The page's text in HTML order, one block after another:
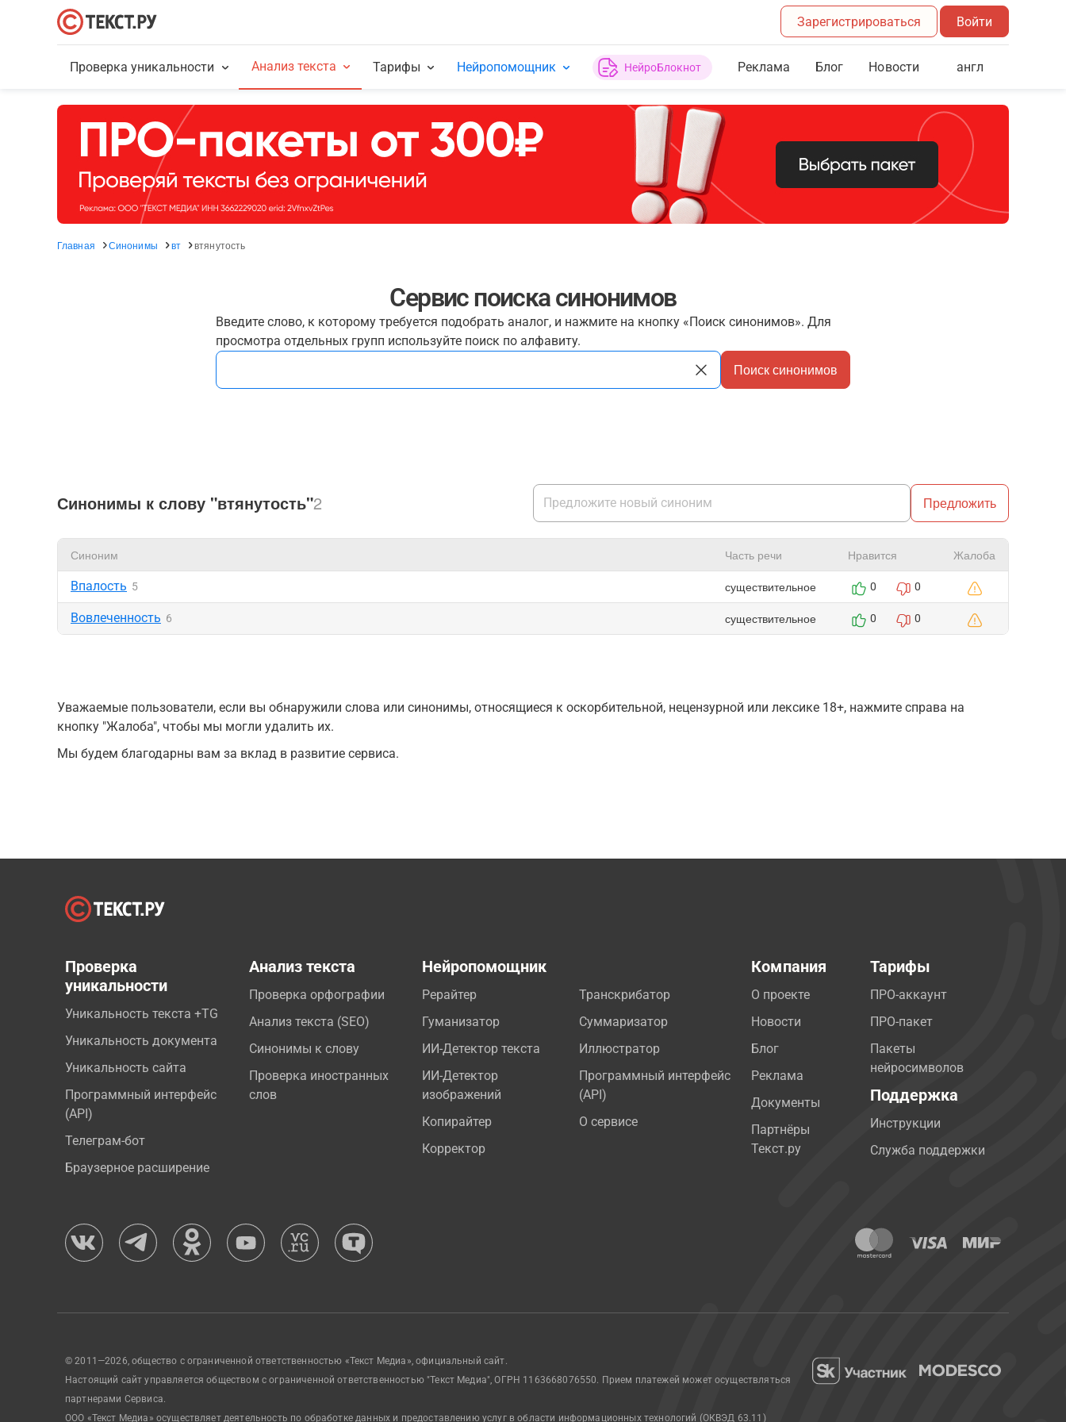
Зарегистрироваться Войти
Проверка уникальности Анализ текста Тарифы Нейропомощник НейроБлокнот Реклама Блог Новости англ
Главная Синонимы вт втянутость
Сервис поиска синонимов
Введите слово, к которому требуется подобрать аналог, и нажмите на кнопку «Поиск синонимов». Для
просмотра отдельных групп используйте поиск по алфавиту.
Поиск синонимов
Синонимы к слову "втянутость"2 Предложить
Синоним Часть речи Нравится Жалоба
Впалость 5 существительное 0 0
Вовлеченность 6 существительное 0 0
Уважаемые пользователи, если вы обнаружили слова или синонимы, относящиеся к оскорбительной, нецензурной или лексике 18+, нажмите справа на
кнопку "Жалоба", чтобы мы могли удалить их.
Мы будем благодарны вам за вклад в развитие сервиса.
Проверка
уникальности
Уникальность текста +TG
Уникальность документа
Уникальность сайта
Программный интерфейс
(API)
Телеграм-бот
Браузерное расширение
Анализ текста
Проверка орфографии
Анализ текста (SEO)
Синонимы к слову
Проверка иностранных
слов
Нейропомощник
Рерайтер
Гуманизатор
ИИ-Детектор текста
ИИ-Детектор
изображений
Копирайтер
Корректор
Транскрибатор
Суммаризатор
Иллюстратор
Программный интерфейс
(API)
О сервисе
Компания
О проекте
Новости
Блог
Реклама
Документы
Партнёры
Текст.ру
Тарифы
ПРО-аккаунт
ПРО-пакет
Пакеты
нейросимволов
Поддержка
Инструкции
Служба поддержки
© 2011—2026, общество с ограниченной ответственностью «Текст Медиа», официальный сайт.
Настоящий сайт управляется обществом с ограниченной ответственностью "Текст Медиа", ОГРН 1163668076550. Прием платежей может осуществляться
партнерами Сервиса.
ООО «Текст Медиа» осуществляет деятельность по обработке данных и предоставлению услуг в области информационных технологий (ОКВЭД 63.11)